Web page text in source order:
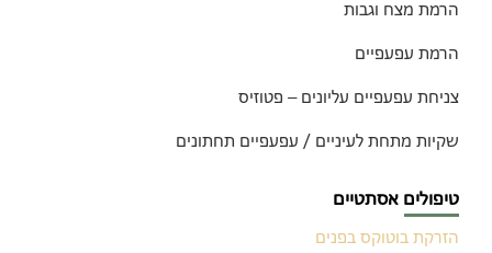
הרמת מצח וגבות
הרמת עפעפיים
צניחת עפעפיים עליונים – פטוזיס
שקיות מתחת לעיניים / עפעפיים תחתונים
טיפולים אסתטיים
הזרקת בוטוקס בפנים